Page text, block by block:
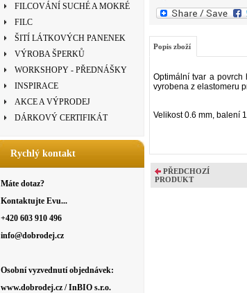
FILCOVÁNÍ SUCHÉ A MOKRÉ
FILC
ŠITÍ LÁTKOVÝCH PANENEK
VÝROBA ŠPERKŮ
WORKSHOPY - PŘEDNÁŠKY
INSPIRACE
AKCE A VÝPRODEJ
DÁRKOVÝ CERTIFIKÁT
Rychlý kontakt
Máte dotaz?
Kontaktujte Evu...
+420 603 910 496
info@dobrodej.cz
Osobní vyzvednutí objednávek:
www.dobrodej.cz / InBIO s.r.o.
Popis zboží
Optimální tvar a
vyrobena z elastomeru
Velikost 0.6 mm, balení
PŘEDCHOZÍ
PRODUKT